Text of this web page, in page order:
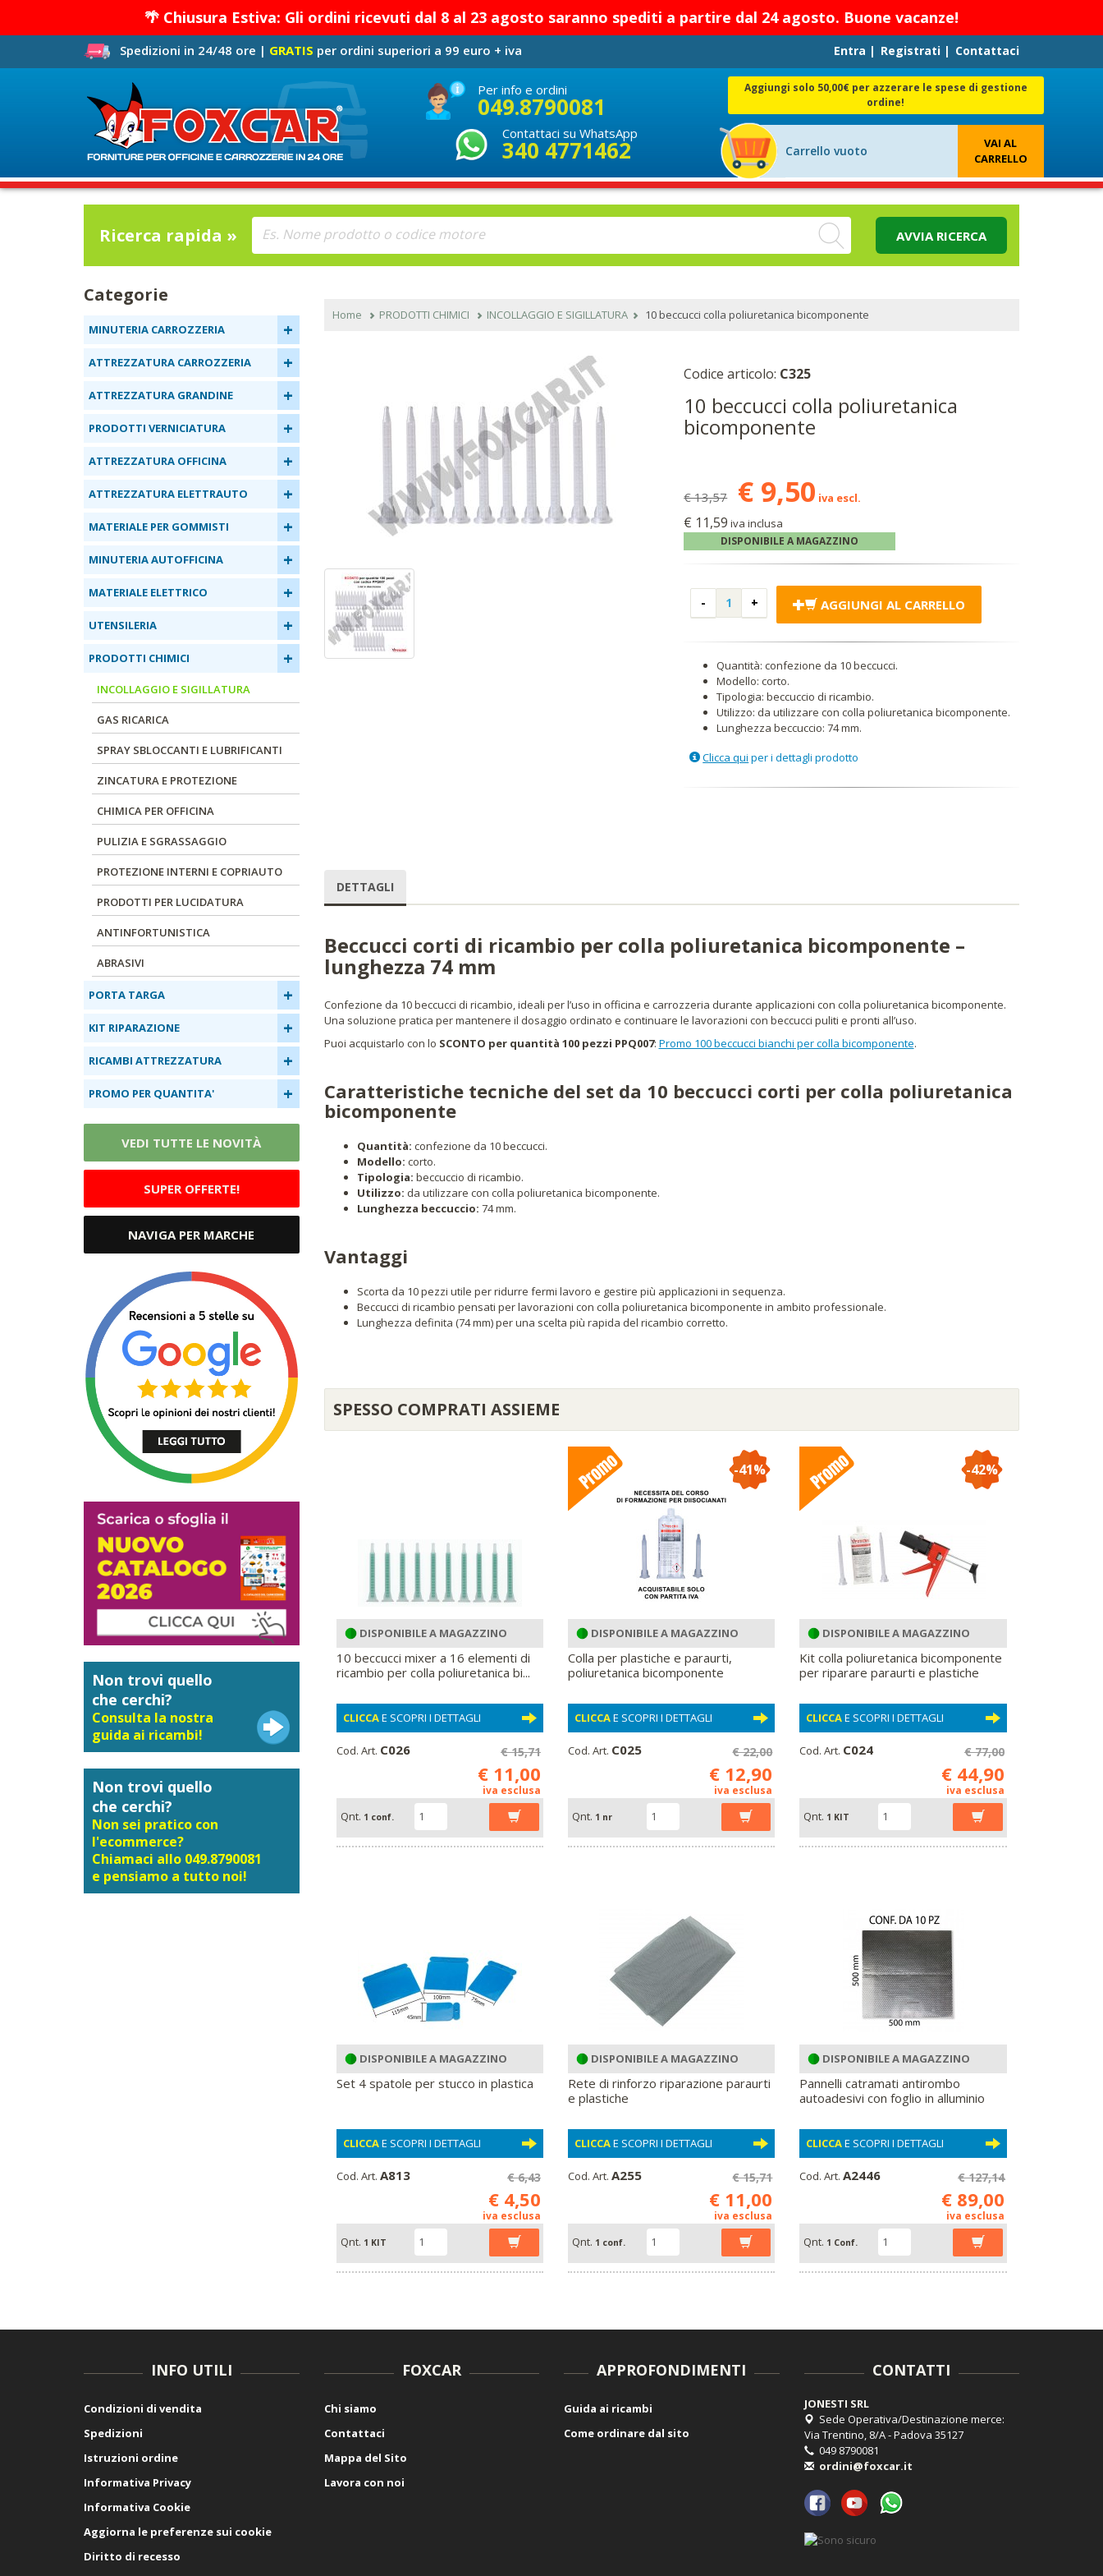
🌴 Chiusura Estiva: Gli ordini ricevuti dal 8 al 23 agosto saranno spediti a partire dal 24 agosto. Buone vacanze!
Spedizioni in 24/48 ore | GRATIS per ordini superiori a 99 euro + iva Entra | Registrati| Contattaci
Per info e ordini
049.8790081
Contattaci su WhatsApp
340 4771462
Aggiungi solo 50,00€ per azzerare le spese di gestione
ordine!
Carrello vuoto
VAI AL
CARRELLO
Ricerca rapida » AVVIA RICERCA
Categorie
MINUTERIA CARROZZERIA +
ATTREZZATURA CARROZZERIA +
ATTREZZATURA GRANDINE +
PRODOTTI VERNICIATURA +
ATTREZZATURA OFFICINA +
ATTREZZATURA ELETTRAUTO +
MATERIALE PER GOMMISTI +
MINUTERIA AUTOFFICINA +
MATERIALE ELETTRICO +
UTENSILERIA +
PRODOTTI CHIMICI +
INCOLLAGGIO E SIGILLATURA
GAS RICARICA
SPRAY SBLOCCANTI E LUBRIFICANTI
ZINCATURA E PROTEZIONE
CHIMICA PER OFFICINA
PULIZIA E SGRASSAGGIO
PROTEZIONE INTERNI E COPRIAUTO
PRODOTTI PER LUCIDATURA
ANTINFORTUNISTICA
ABRASIVI
PORTA TARGA +
KIT RIPARAZIONE +
RICAMBI ATTREZZATURA +
PROMO PER QUANTITA' +
VEDI TUTTE LE NOVITÀ
SUPER OFFERTE!
NAVIGA PER MARCHE
Non trovi quello
che cerchi?
Consulta la nostra
guida ai ricambi!
Non trovi quello
che cerchi?
Non sei pratico con
l'ecommerce?
Chiamaci allo 049.8790081
e pensiamo a tutto noi!
Home PRODOTTI CHIMICI INCOLLAGGIO E SIGILLATURA 10 beccucci colla poliuretanica bicomponente
Codice articolo: C325
10 beccucci colla poliuretanica
bicomponente
€ 13,57 € 9,50 iva escl.
€ 11,59 iva inclusa
DISPONIBILE A MAGAZZINO
AGGIUNGI AL CARRELLO
Quantità: confezione da 10 beccucci.
Modello: corto.
Tipologia: beccuccio di ricambio.
Utilizzo: da utilizzare con colla poliuretanica bicomponente.
Lunghezza beccuccio: 74 mm.
Clicca qui per i dettagli prodotto
DETTAGLI
Beccucci corti di ricambio per colla poliuretanica bicomponente –
lunghezza 74 mm
Confezione da 10 beccucci di ricambio, ideali per l’uso in officina e carrozzeria durante applicazioni con colla poliuretanica bicomponente.
Una soluzione pratica per mantenere il dosaggio ordinato e continuare le lavorazioni con beccucci puliti e pronti all’uso.
Puoi acquistarlo con lo SCONTO per quantità 100 pezzi PPQ007: Promo 100 beccucci bianchi per colla bicomponente.
Caratteristiche tecniche del set da 10 beccucci corti per colla poliuretanica
bicomponente
Quantità: confezione da 10 beccucci.
Modello: corto.
Tipologia: beccuccio di ricambio.
Utilizzo: da utilizzare con colla poliuretanica bicomponente.
Lunghezza beccuccio: 74 mm.
Vantaggi
Scorta da 10 pezzi utile per ridurre fermi lavoro e gestire più applicazioni in sequenza.
Beccucci di ricambio pensati per lavorazioni con colla poliuretanica bicomponente in ambito professionale.
Lunghezza definita (74 mm) per una scelta più rapida del ricambio corretto.
SPESSO COMPRATI ASSIEME
DISPONIBILE A MAGAZZINO
10 beccucci mixer a 16 elementi di
ricambio per colla poliuretanica bi...
CLICCAE SCOPRI I DETTAGLI
Cod. Art. C026 € 15,71
€ 11,00
iva esclusa
Qnt. 1 conf.
-41%
DISPONIBILE A MAGAZZINO
Colla per plastiche e paraurti,
poliuretanica bicomponente
CLICCAE SCOPRI I DETTAGLI
Cod. Art. C025 € 22,00
€ 12,90
iva esclusa
Qnt. 1 nr
-42%
DISPONIBILE A MAGAZZINO
Kit colla poliuretanica bicomponente
per riparare paraurti e plastiche
CLICCAE SCOPRI I DETTAGLI
Cod. Art. C024 € 77,00
€ 44,90
iva esclusa
Qnt. 1 KIT
DISPONIBILE A MAGAZZINO
Set 4 spatole per stucco in plastica
CLICCAE SCOPRI I DETTAGLI
Cod. Art. A813 € 6,43
€ 4,50
iva esclusa
Qnt. 1 KIT
DISPONIBILE A MAGAZZINO
Rete di rinforzo riparazione paraurti
e plastiche
CLICCAE SCOPRI I DETTAGLI
Cod. Art. A255 € 15,71
€ 11,00
iva esclusa
Qnt. 1 conf.
DISPONIBILE A MAGAZZINO
Pannelli catramati antirombo
autoadesivi con foglio in alluminio
CLICCAE SCOPRI I DETTAGLI
Cod. Art.A2446 € 127,14
€ 89,00
iva esclusa
Qnt. 1 Conf.
INFO UTILI
Condizioni di vendita
Spedizioni
Istruzioni ordine
Informativa Privacy
Informativa Cookie
Aggiorna le preferenze sui cookie
Diritto di recesso
FOXCAR
Chi siamo
Contattaci
Mappa del Sito
Lavora con noi
APPROFONDIMENTI
Guida ai ricambi
Come ordinare dal sito
CONTATTI
JONESTI SRL
Sede Operativa/Destinazione merce:
Via Trentino, 8/A - Padova 35127
049 8790081
ordini@foxcar.it